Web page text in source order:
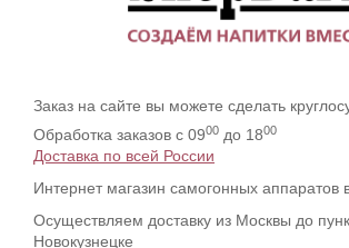
Заказ на сайте вы можете сделать
Обработка заказов с 0900 до 1800
Доставка по всей России
Интернет магазин самогонных аппаратов
Осуществляем доставку из Москвы до
Новокузнецке